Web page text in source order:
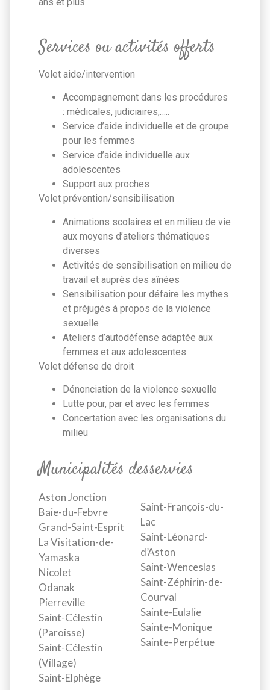
Services ou activités offerts
Volet aide/intervention
Accompagnement dans les procédures
: médicales, judiciaires,…..
Service d’aide individuelle et de groupe
pour les femmes
Service d’aide individuelle aux
adolescentes
Support aux proches
Volet prévention/sensibilisation
Animations scolaires et en milieu de vie
aux moyens d’ateliers thématiques
diverses
Activités de sensibilisation en milieu de
travail et auprès des aînées
Sensibilisation pour défaire les mythes
et préjugés à propos de la violence
sexuelle
Ateliers d’autodéfense adaptée aux
femmes et aux adolescentes
Volet défense de droit
Dénonciation de la violence sexuelle
Lutte pour, par et avec les femmes
Concertation avec les organisations du
milieu
Municipalités desservies
Aston Jonction
Baie-du-Febvre
Grand-Saint-Esprit
La Visitation-de-
Yamaska
Nicolet
Odanak
Pierreville
Saint-Célestin
(Paroisse)
Saint-Célestin
(Village)
Saint-Elphège
Saint-François-du-
Lac
Saint-Léonard-
d’Aston
Saint-Wenceslas
Saint-Zéphirin-de-
Courval
Sainte-Eulalie
Sainte-Monique
Sainte-Perpétue